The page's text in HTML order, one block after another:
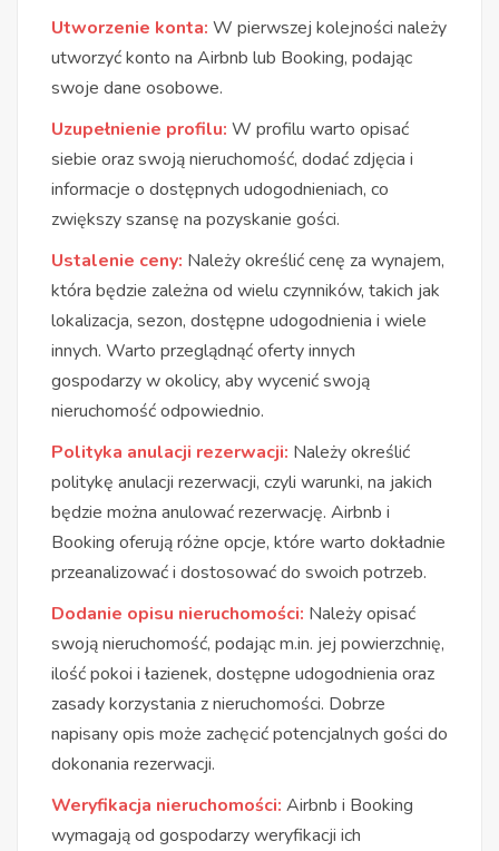
Utworzenie konta: W pierwszej kolejności należy
utworzyć konto na Airbnb lub Booking, podając
swoje dane osobowe.
Uzupełnienie profilu: W profilu warto opisać
siebie oraz swoją nieruchomość, dodać zdjęcia i
informacje o dostępnych udogodnieniach, co
zwiększy szansę na pozyskanie gości.
Ustalenie ceny: Należy określić cenę za wynajem,
która będzie zależna od wielu czynników, takich jak
lokalizacja, sezon, dostępne udogodnienia i wiele
innych. Warto przeglądnąć oferty innych
gospodarzy w okolicy, aby wycenić swoją
nieruchomość odpowiednio.
Polityka anulacji rezerwacji: Należy określić
politykę anulacji rezerwacji, czyli warunki, na jakich
będzie można anulować rezerwację. Airbnb i
Booking oferują różne opcje, które warto dokładnie
przeanalizować i dostosować do swoich potrzeb.
Dodanie opisu nieruchomości: Należy opisać
swoją nieruchomość, podając m.in. jej powierzchnię,
ilość pokoi i łazienek, dostępne udogodnienia oraz
zasady korzystania z nieruchomości. Dobrze
napisany opis może zachęcić potencjalnych gości do
dokonania rezerwacji.
Weryfikacja nieruchomości: Airbnb i Booking
wymagają od gospodarzy weryfikacji ich